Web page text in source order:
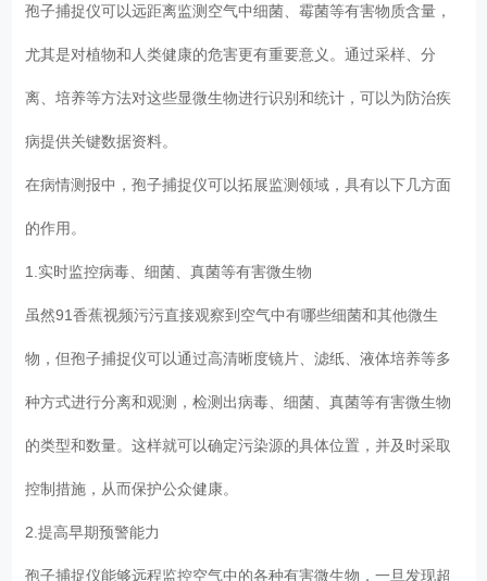
孢子捕捉仪可以远距离监测空气中细菌、霉菌等有害物质含量，
尤其是对植物和人类健康的危害更有重要意义。通过采样、分
离、培养等方法对这些显微生物进行识别和统计，可以为防治疾
病提供关键数据资料。
在病情测报中，孢子捕捉仪可以拓展监测领域，具有以下几方面
的作用。
1.实时监控病毒、细菌、真菌等有害微生物
虽然91香蕉视频污污直接观察到空气中有哪些细菌和其他微生
物，但孢子捕捉仪可以通过高清晰度镜片、滤纸、液体培养等多
种方式进行分离和观测，检测出病毒、细菌、真菌等有害微生物
的类型和数量。这样就可以确定污染源的具体位置，并及时采取
控制措施，从而保护公众健康。
2.提高早期预警能力
孢子捕捉仪能够远程监控空气中的各种有害微生物，一旦发现超